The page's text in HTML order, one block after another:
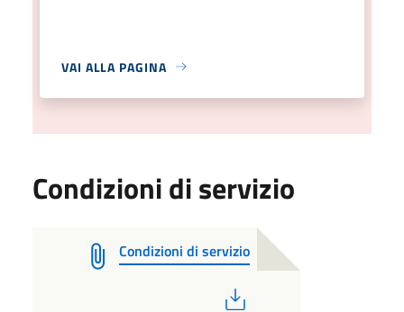
VAI ALLA PAGINA
Condizioni di servizio
Condizioni di servizio